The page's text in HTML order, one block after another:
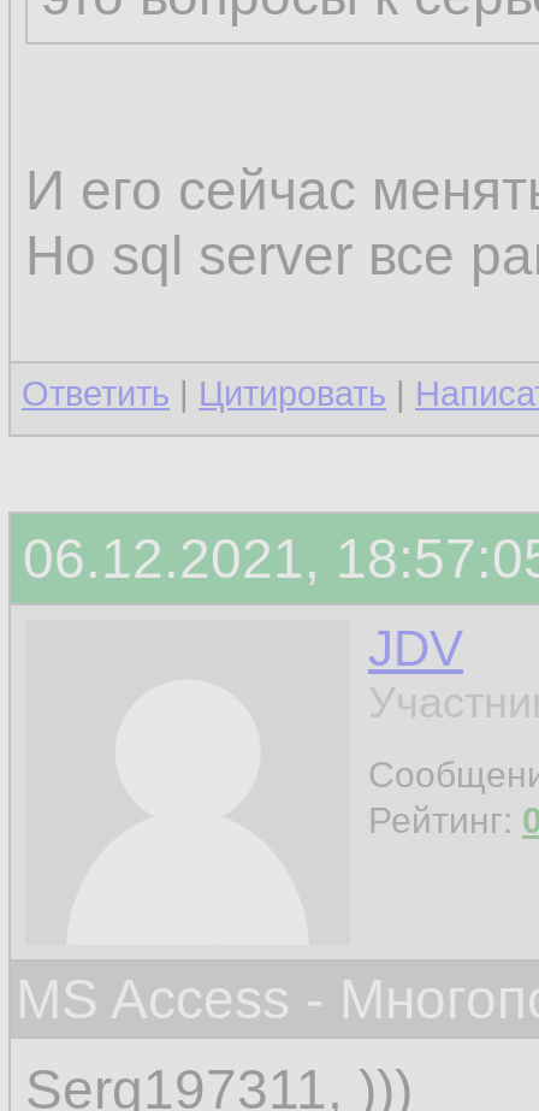
И его сейчас
Но sql server все
Ответить | Цитировать |
06.12.2021,
JDV
Рейтинг:
MS Access -
Serg197311, )))